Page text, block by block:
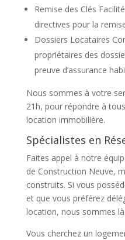
Remise des Clés
directives pour la
Dossiers Locataires
propriétaires des
preuve d’assurance
Nous sommes à votre
21h, pour répondre à
location immobilière.
Spécialistes en
Faites appel à notre
de Construction Neuve,
construits. Si vous
et que vous préférez
location, nous sommes
Vous cherchez un